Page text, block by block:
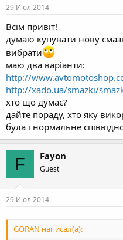
29 Июл 2014
Всім привіт!
думаю купувати нову
вибрати
маю два варіанти:
http://
http://xado.ua/smazki/
хто що думає?
дайте пораду, хто яку
була і нормальне
F Fayon
Guest
29 Июл 2014
GORAN написал(а):